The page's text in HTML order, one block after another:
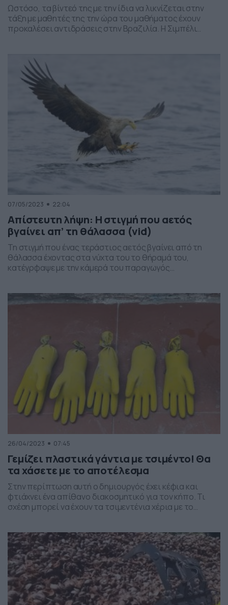
Ωστόσο, τα βίντεό της με την ίδια να λικνίζεται στην
τάξη με μαθητές της την ώρα του μαθήματος έχουν
προκαλέσει αντιδράσεις στην Βραζιλία. Η Σιμπέλι
είναι εξαιρετικά… καυτά. Δείτε το επίμαχο βίντεο που
τραβήχτηκε από μαθητές […]
07/05/2023 22:04
Απίστευτη λήψη: Η στιγμή που αετός
βγαίνει απ’ τη θάλασσα (vid)
Τη στιγμή που ένας τεράστιος αετός βγαίνει από τη
θάλασσα έχοντας στα νύχτα του το θήραμά του,
κατέγρφαψε με την κάμερά του παραγωγός
πραγματικά απίθανη η λήψη και η προσπάθεια του
ψαριού να ξεφύγει από τα νύχια του αρπακτικού, δίχως
26/04/2023 07:45
Γεμίζει πλαστικά γάντια με τσιμέντο! Θα
τα χάσετε με το αποτέλεσμα
Στην περίπτωση αυτή ο δημιουργός έχει κέφια και
φτιάχνει ένα απίθανο διακοσμητικό για τον κήπο. Τι
σχέση μπορεί να έχουν τα τσιμεντένια χέρια με το